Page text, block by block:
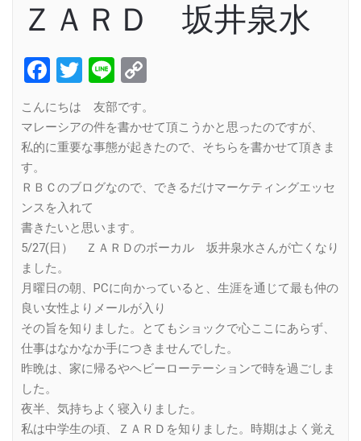
ＺＡＲＤ 坂井泉水
Facebook
Twitter
Line
こんにちは 友部です。
マレーシアの件を書かせて頂こうかと思ったのですが、
私的に重要な事態が起きたので、そちらを書かせて頂きま
す。
ＲＢＣのブログなので、できるだけマーケティングエッセ
ンスを入れて
書きたいと思います。
5/27(日） ＺＡＲＤのボーカル 坂井泉水さんが亡くなり
ました。
月曜日の朝、PCに向かっていると、生涯を通じて最も仲の
良い女性よりメールが入り
その旨を知りました。とてもショックで心ここにあらず、
仕事はなかなか手につきませんでした。
昨晩は、家に帰るやヘビーローテーションで時を過ごしま
した。
夜半、気持ちよく寝入りました。
私は中学生の頃、ＺＡＲＤを知りました。時期はよく覚え